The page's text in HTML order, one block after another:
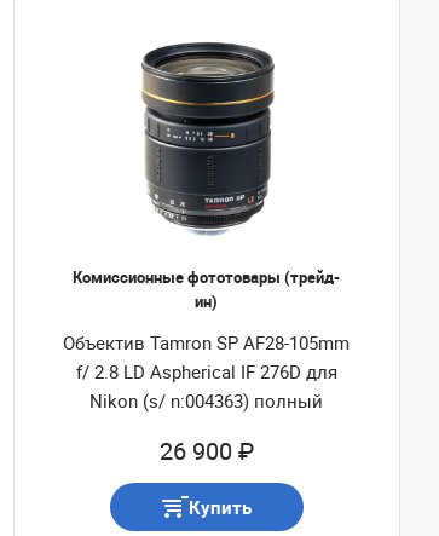
Комиссионные фототовары (трейд-
ин)
Объектив Tamron SP AF28-105mm
f/ 2.8 LD Aspherical IF 276D для
Nikon (s/ n:004363) полный
26 900 ₽
Купить